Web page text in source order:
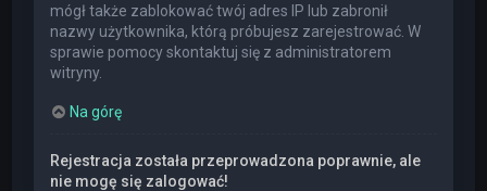
mógł także zablokować twój adres IP lub zabronił
nazwy użytkownika, którą próbujesz zarejestrować. W
sprawie pomocy skontaktuj się z administratorem
witryny.
Na górę
Rejestracja została przeprowadzona poprawnie, ale
nie mogę się zalogować!